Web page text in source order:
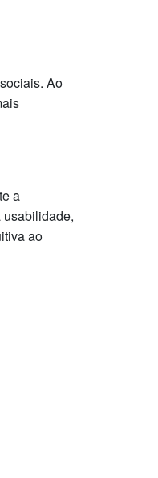
Ao
a
usabilidade,
ao